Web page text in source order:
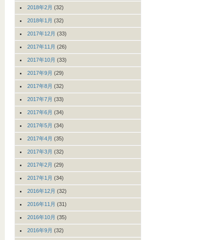
2018年2月 (32)
2018年1月 (32)
2017年12月 (33)
2017年11月 (26)
2017年10月 (33)
2017年9月 (29)
2017年8月 (32)
2017年7月 (33)
2017年6月 (34)
2017年5月 (34)
2017年4月 (35)
2017年3月 (32)
2017年2月 (29)
2017年1月 (34)
2016年12月 (32)
2016年11月 (31)
2016年10月 (35)
2016年9月 (32)